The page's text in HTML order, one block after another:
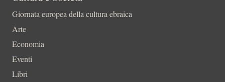
Giornata europea della cultura ebraica
Arte
Economia
Eventi
Libri